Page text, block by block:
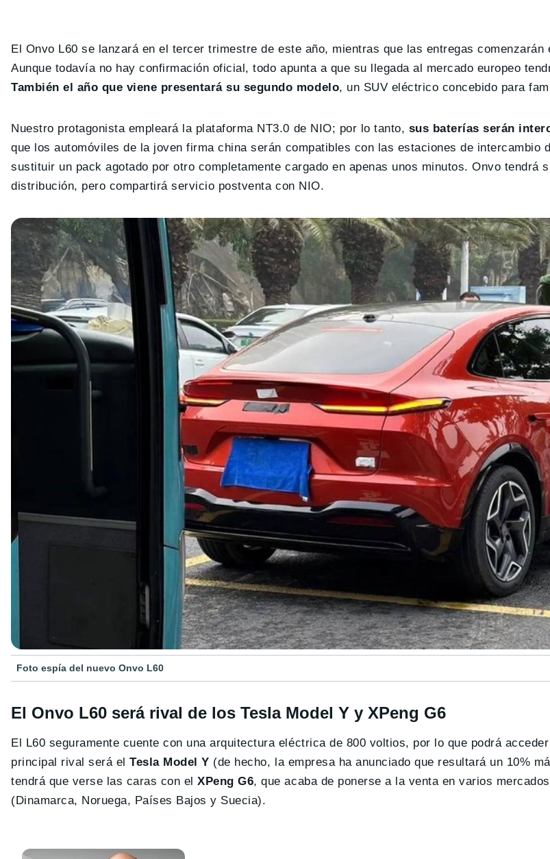
El Onvo L60 se lanzará en el tercer trimestre de este año, mientras que las entregas
Aunque todavía no hay confirmación oficial, todo apunta a que su llegada al mercado europeo
También el año que viene presentará su segundo modelo, un SUV eléctrico concebido para
Nuestro protagonista empleará la plataforma NT3.0 de NIO; por lo tanto, sus baterías serán
que los automóviles de la joven firma china serán compatibles con las estaciones de intercambio
sustituir un pack agotado por otro completamente cargado en apenas unos minutos. Onvo tendrá
distribución, pero compartirá servicio postventa con NIO.
Foto espía del nuevo Onvo L60
El Onvo L60 será rival de los Tesla Model Y y XPeng G6
El L60 seguramente cuente con una arquitectura eléctrica de 800 voltios, por lo que podrá
principal rival será elTesla Model Y (de hecho, la empresa ha anunciado que resultará un 10%
tendrá que verse las caras con elXPeng G6, que acaba de ponerse a la venta en varios
(Dinamarca, Noruega, Países Bajos y Suecia).